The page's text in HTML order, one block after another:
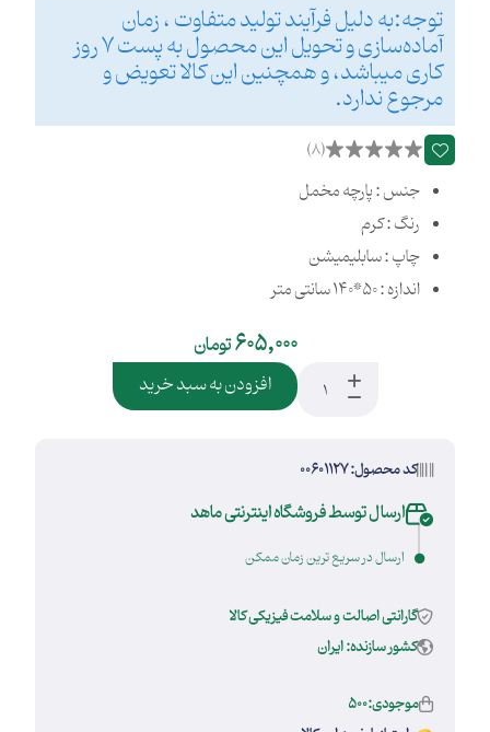
توجه:به دلیل فرآیند تولید متفاوت ، زمان
آماده‌سازی و تحویل این محصول به پست 7 روز
کاری میباشد، و همچنین این کالا تعویض و
مرجوع ندارد.
(8)
جنس : پارچه مخمل
رنگ : کرم
چاپ : سابلیمیشن
اندازه : 50*140 سانتی متر
605,000تومان
افزودن به سبد خرید
کد محصول: 00601127
ارسال توسط فروشگاه اینترنتی ماهد
ارسال در سریع ترین زمان ممکن
گارانتی اصالت و سلامت فیزیکی کالا
کشور سازنده: ایران
موجودی:500